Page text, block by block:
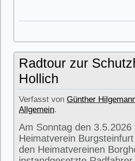
Radtour zur
Hollich
Verfasst von Günther
Allgemein.
Am Sonntag den
Heimatverein
den Heimatvereinen